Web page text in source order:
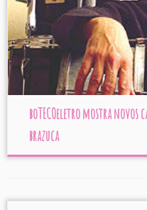
boTECOeletro mostra
brazuca